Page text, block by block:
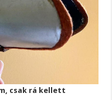
csak rá kellett